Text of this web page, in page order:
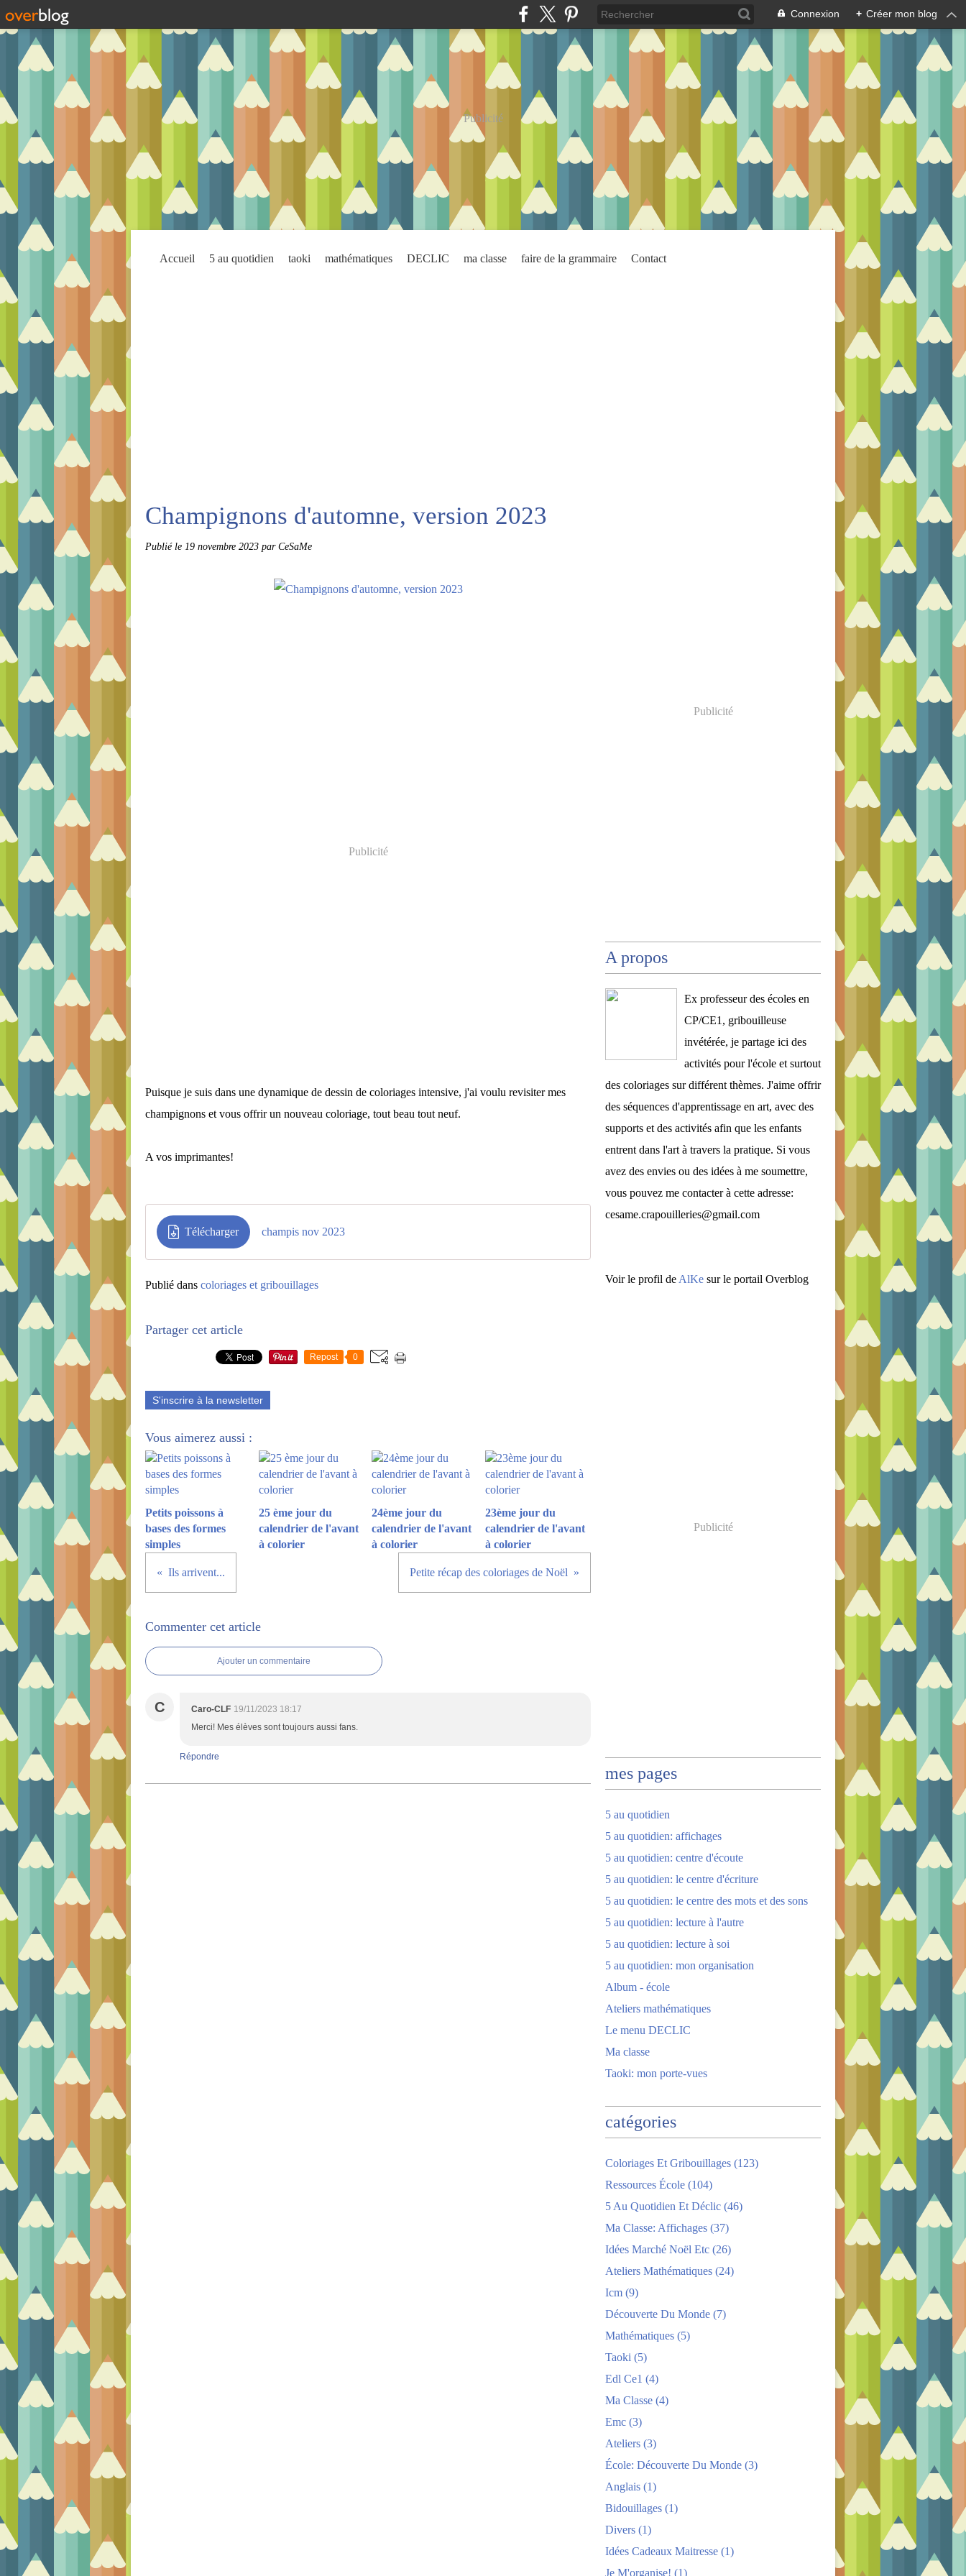
Connexion + Créer mon blog
Publicité
Accueil 5 au quotidien taoki mathématiques DECLIC ma classe faire de la grammaire Contact
Champignons d'automne, version 2023
Publié le 19 novembre 2023 par CeSaMe
Publicité
Puisque je suis dans une dynamique de dessin de coloriages intensive, j'ai voulu revisiter mes
champignons et vous offrir un nouveau coloriage, tout beau tout neuf.
A vos imprimantes!
Télécharger champis nov 2023
Publié dans coloriages et gribouillages
Partager cet article
Repost 0
S'inscrire à la newsletter
Vous aimerez aussi :
Petits poissons à
bases des formes
simples
25 ème jour du
calendrier de l'avant
à colorier
24ème jour du
calendrier de l'avant
à colorier
23ème jour du
calendrier de l'avant
à colorier
Ils arrivent... Petite récap des coloriages de Noël
Commenter cet article
Ajouter un commentaire
C Caro-CLF 19/11/2023 18:17
Merci! Mes élèves sont toujours aussi fans.
Répondre
Publicité
A propos
Ex professeur des écoles en
CP/CE1, gribouilleuse
invétérée, je partage ici des
activités pour l'école et surtout
des coloriages sur différent thèmes. J'aime offrir
des séquences d'apprentissage en art, avec des
supports et des activités afin que les enfants
entrent dans l'art à travers la pratique. Si vous
avez des envies ou des idées à me soumettre,
vous pouvez me contacter à cette adresse:
cesame.crapouilleries@gmail.com
Voir le profil de AlKe sur le portail Overblog
Publicité
mes pages
5 au quotidien
5 au quotidien: affichages
5 au quotidien: centre d'écoute
5 au quotidien: le centre d'écriture
5 au quotidien: le centre des mots et des sons
5 au quotidien: lecture à l'autre
5 au quotidien: lecture à soi
5 au quotidien: mon organisation
Album - école
Ateliers mathématiques
Le menu DECLIC
Ma classe
Taoki: mon porte-vues
catégories
Coloriages Et Gribouillages (123)
Ressources École (104)
5 Au Quotidien Et Déclic (46)
Ma Classe: Affichages (37)
Idées Marché Noël Etc (26)
Ateliers Mathématiques (24)
Icm (9)
Découverte Du Monde (7)
Mathématiques (5)
Taoki (5)
Edl Ce1 (4)
Ma Classe (4)
Emc (3)
Ateliers (3)
École: Découverte Du Monde (3)
Anglais (1)
Bidouillages (1)
Divers (1)
Idées Cadeaux Maitresse (1)
Je M'organise! (1)